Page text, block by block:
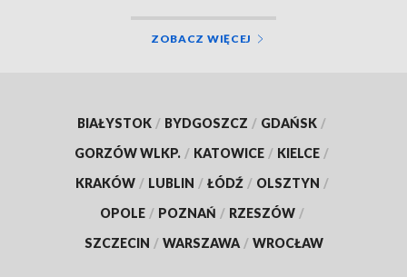
ZOBACZ WIĘCEJ
BIAŁYSTOK / BYDGOSZCZ / GDAŃSK /
GORZÓW WLKP. / KATOWICE / KIELCE /
KRAKÓW / LUBLIN / ŁÓDŹ / OLSZTYN /
OPOLE / POZNAŃ / RZESZÓW /
SZCZECIN / WARSZAWA / WROCŁAW